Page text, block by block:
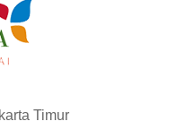
Timur